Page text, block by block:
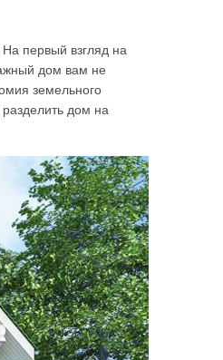
На первый взгляд на
дом вам не
земельного
дом на